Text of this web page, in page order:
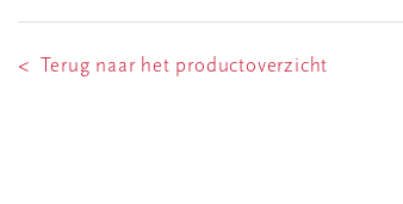
< Terug naar het productoverzicht